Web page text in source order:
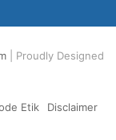
| Proudly Designed
Etik Disclaimer